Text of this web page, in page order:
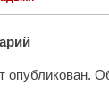
опубликован.